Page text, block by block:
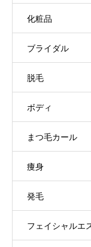
化粧品
ブライダル
脱毛
ボディ
まつ毛カール
痩身
発毛
フェイシャルエ